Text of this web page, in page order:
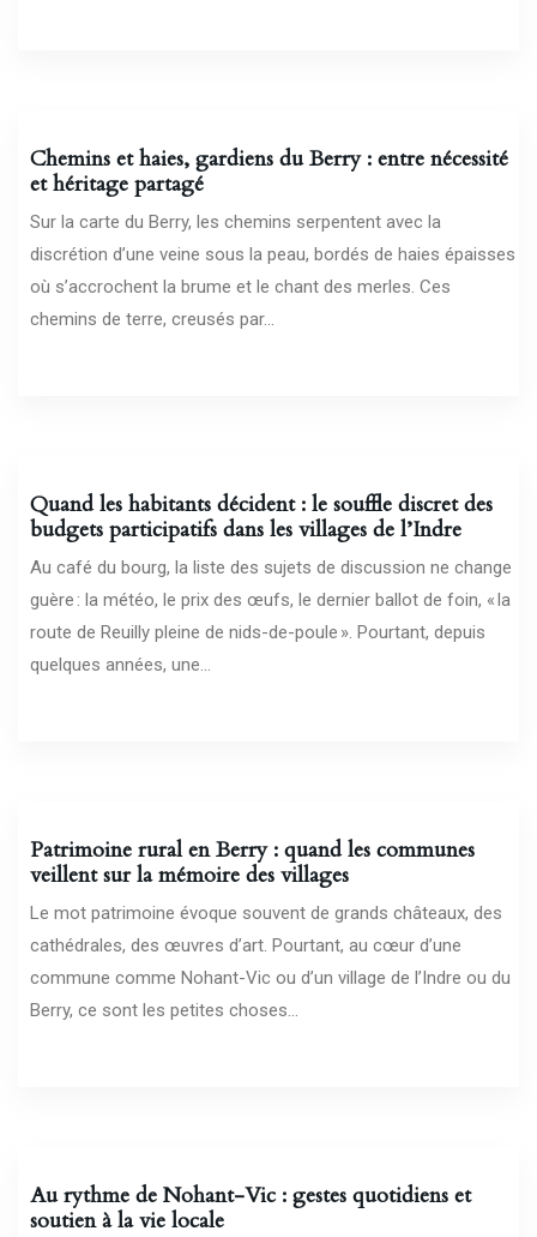
Chemins et haies, gardiens du Berry : entre nécessité
et héritage partagé
Sur la carte du Berry, les chemins serpentent avec la
discrétion d’une veine sous la peau, bordés de haies épaisses
où s’accrochent la brume et le chant des merles. Ces
chemins de terre, creusés par...
Quand les habitants décident : le souffle discret des
budgets participatifs dans les villages de l’Indre
Au café du bourg, la liste des sujets de discussion ne change
guère : la météo, le prix des œufs, le dernier ballot de foin, « la
route de Reuilly pleine de nids-de-poule ». Pourtant, depuis
quelques années, une...
Patrimoine rural en Berry : quand les communes
veillent sur la mémoire des villages
Le mot patrimoine évoque souvent de grands châteaux, des
cathédrales, des œuvres d’art. Pourtant, au cœur d’une
commune comme Nohant-Vic ou d’un village de l’Indre ou du
Berry, ce sont les petites choses...
Au rythme de Nohant-Vic : gestes quotidiens et
soutien à la vie locale